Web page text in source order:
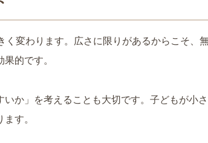
変わります。広さに限りがあるからこそ、
的です。
か」を考えることも大切です。子どもが小
す。